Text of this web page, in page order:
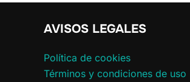
AVISOS LEGALES
Política de cookies
Términos y condiciones de uso